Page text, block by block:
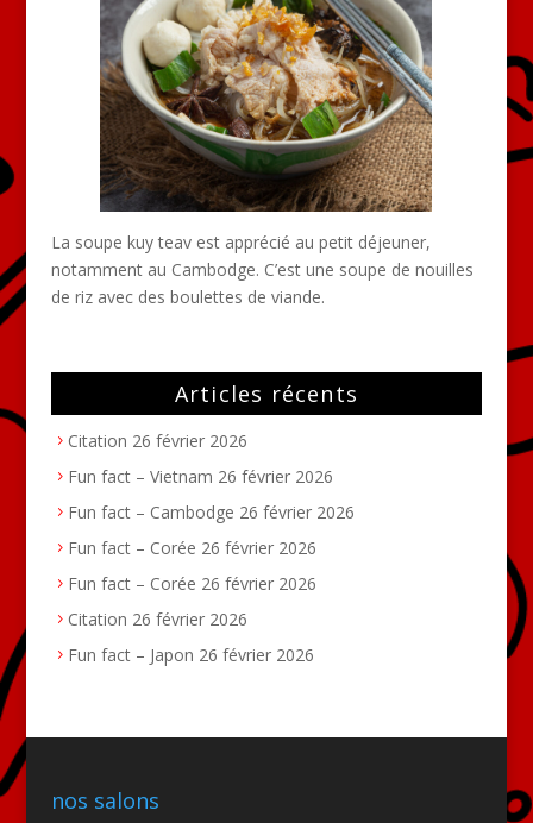
La soupe kuy teav est apprécié au petit déjeuner,
notamment au Cambodge. C’est une soupe de nouilles
de riz avec des boulettes de viande.
Articles récents
Citation 26 février 2026
Fun fact – Vietnam 26 février 2026
Fun fact – Cambodge 26 février 2026
Fun fact – Corée 26 février 2026
Fun fact – Corée 26 février 2026
Citation 26 février 2026
Fun fact – Japon 26 février 2026
nos salons